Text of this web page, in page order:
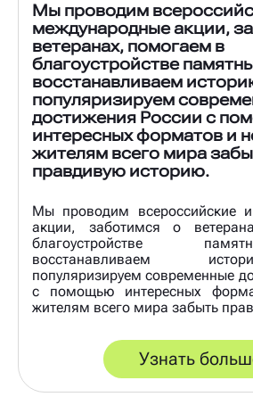
Мы проводим
международные акции,
ветеранах, помогаем в
благоустройстве
восстанавливаем
популяризируем
достижения России с
интересных форматов и
жителям всего мира
правдивую историю.
Мы проводим всероссийские
акции, заботимся о
благоустройстве
восстанавливаем
популяризируем современные
с помощью интересных
жителям всего мира забыть
Узнать